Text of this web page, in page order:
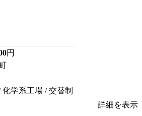
円
学系工場 / 交替制
詳細を表示